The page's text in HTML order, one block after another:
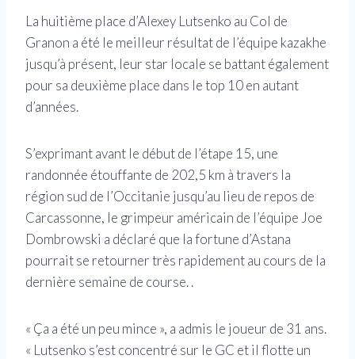
La huitième place d’Alexey Lutsenko au Col de
Granon a été le meilleur résultat de l’équipe kazakhe
jusqu’à présent, leur star locale se battant également
pour sa deuxième place dans le top 10 en autant
d’années.
S’exprimant avant le début de l’étape 15, une
randonnée étouffante de 202,5 ​​km à travers la
région sud de l’Occitanie jusqu’au lieu de repos de
Carcassonne, le grimpeur américain de l’équipe Joe
Dombrowski a déclaré que la fortune d’Astana
pourrait se retourner très rapidement au cours de la
dernière semaine de course. .
« Ça a été un peu mince », a admis le joueur de 31 ans.
« Lutsenko s’est concentré sur le GC et il flotte un